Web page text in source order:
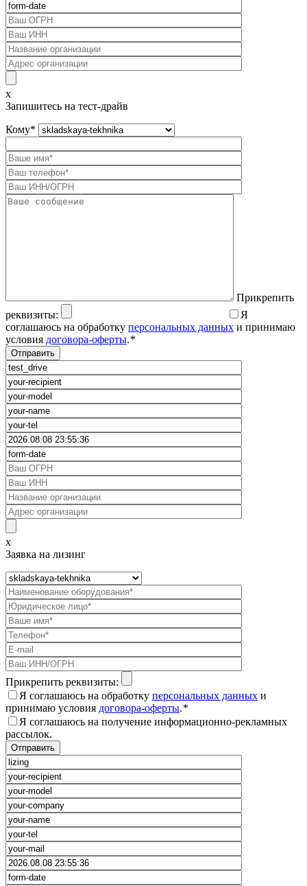
x
Запишитесь на тест-драйв
Кому*
Прикрепить
реквизиты:
Я
соглашаюсь на обработку персональных данных и принимаю
условия договора-оферты.*
x
Заявка на лизинг
Прикрепить реквизиты:
Я соглашаюсь на обработку персональных данных и
принимаю условия договора-оферты.*
Я соглашаюсь на получение информационно-рекламных
рассылок.